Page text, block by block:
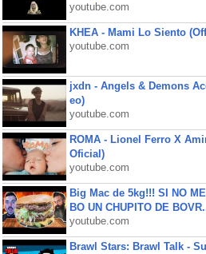
youtube.com
KHEA - Mami Lo Siento
youtube.com
jxdn - Angels & Demons
eo)
youtube.com
ROMA - Lionel Ferro X
Oficial)
youtube.com
Big Mac de 5kg!!! SI NO
BO UN CHUPITO DE
youtube.com
Brawl Stars: Brawl Talk -